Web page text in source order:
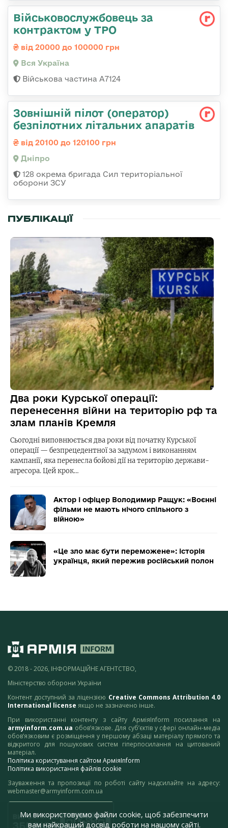
Військовослужбовець за
контрактом у ТРО
від 20000 до 100000 грн
Вся Україна
Військова частина А7124
Зовнішній пілот (оператор)
безпілотних літальних апаратів
від 20100 до 120100 грн
Дніпро
128 окрема бригада Сил територіальної
оборони ЗСУ
ПУБЛІКАЦІЇ
Два роки Курської операції:
перенесення війни на територію рф та
злам планів Кремля
Сьогодні виповнюється два роки від початку Курської
операції — безпрецедентної за задумом і виконанням
кампанії, яка перенесла бойові дії на територію держави-
агресора. Цей крок…
Актор і офіцер Володимир Ращук: «Воєнні
фільми не мають нічого спільного з
війною»
«Це зло має бути переможене»: історія
українця, який пережив російський полон
© 2018 - 2026, ІНФОРМАЦІЙНЕ АГЕНТСТВО,
Міністерство оборони України
Контент доступний за ліцензією Creative Commons Attribution 4.0
International license якщо не зазначено інше.
При використанні контенту з сайту АрміяInform посилання на
armyinform.com.ua обов’язкове. Для суб’єктів у сфері онлайн-медіа
обов’язковим є розміщення у першому абзаці матеріалу прямого та
відкритого для пошукових систем гіперпосилання на цитований
матеріал.
Політика користування сайтом АрміяInform
Політика використання файлів cookie
Зауваження та пропозиції по роботі сайту надсилайте на адресу:
webmaster@armyinform.com.ua
Ми використовуємо файли cookie, щоб забезпечити
вам найкращий досвід роботи на нашому сайті.